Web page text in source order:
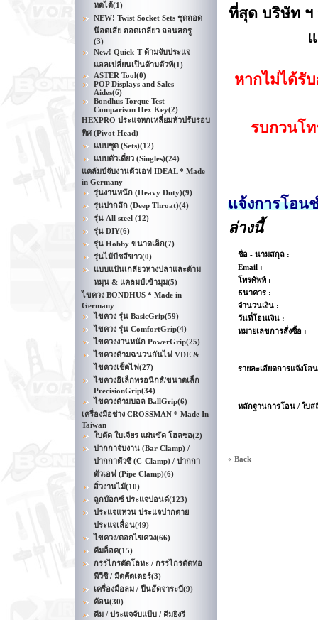
หดได้(1)
NEW! Twist Socket Sets ชุดถอด
น๊อตเสีย ถอดเกลียว ถอนสกรู
(3)
New! Quick-T ด้ามจับประแจ
แอลเปลี่ยนเป็นด้ามตัวที(1)
ASTER Tool(0)
POP Displays and Sales
Aides(6)
Bondhus Torque Test
Comparison Hex Key(2)
HEXPRO ประแจหกเหลี่ยมหัวปรับรอบ
ทิศ (Pivot Head)
แบบชุด (Sets)(12)
แบบตัวเดี่ยว (Singles)(24)
แคล้มป์จับงานตัวเอฟ IDEAL * Made
in Germany
รุ่นงานหนัก (Heavy Duty)(9)
รุ่นปากลึก (Deep Throat)(4)
รุ่น All steel (12)
รุ่น DIY(6)
รุ่น Hobby ขนาดเล็ก(7)
รุ่นไม้บีชสีขาว(0)
แบบแป้นเกลียวหางปลาและด้าม
หมุน & แคลมป์เข้ามุม(5)
ไขควง BONDHUS * Made in
Germany
ไขควง รุ่น BasicGrip(59)
ไขควง รุ่น ComfortGrip(4)
ไขควงงานหนัก PowerGrip(25)
ไขควงด้ามฉนวนกันไฟ VDE &
ไขควงเช็คไฟ(27)
ไขควงอิเล็กทรอนิกส์/ขนาดเล็ก
PrecisionGrip(34)
ไขควงด้ามบอล BallGrip(6)
เครื่องมือช่าง CROSSMAN * Made In
Taiwan
ใบตัด ใบเจียร แผ่นขัด โฮลซอ(2)
ปากกาจับงาน (Bar Clamp) /
ปากกาตัวซี (C-Clamp) / ปากกา
ตัวเอฟ (Pipe Clamp)(6)
สิ่วงานไม้(10)
ลูกบ๊อกซ์ ประแจปอนด์(123)
ประแจแหวน ประแจปากตาย
ประแจเลื่อน(49)
ไขควง/ดอกไขควง(66)
คีมล็อค(15)
กรรไกรตัดโลหะ / กรรไกรตัดท่อ
พีวีซี / มีดคัตเตอร์(3)
เครื่องมือลม / ปืนอัดจาระบี(9)
ค้อน(30)
คีม / ประแจจับแป๊บ / คีมยิงรี
ที่สุด บริษัท ฯ
หากไม่ได้รั
รบกวนโท
แจ้งการโอน
ล่างนี้
ชื่อ - นามสกุล :
Email :
โทรศัพท์ :
ธนาคาร :
จำนวนเงิน :
วันที่โอนเงิน :
หมายเลขการสั่งซื้อ :
รายละเอียดการแจ้งโอ
หลักฐานการโอน / ใบส
« Back